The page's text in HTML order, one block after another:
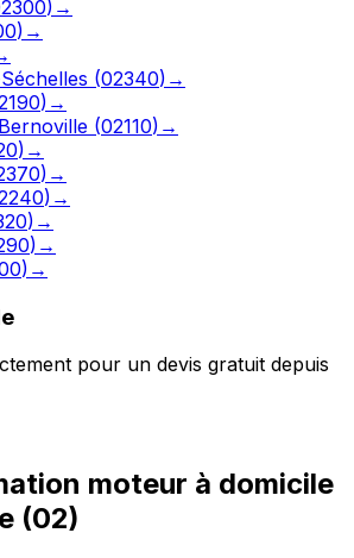
) →
) →
(02340) →
) →
(02110) →
) →
) →
) →
) →
) →
) →
pour un devis gratuit depuis
moteur à domicile
(02)